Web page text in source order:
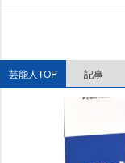
芸能人TOP 記事